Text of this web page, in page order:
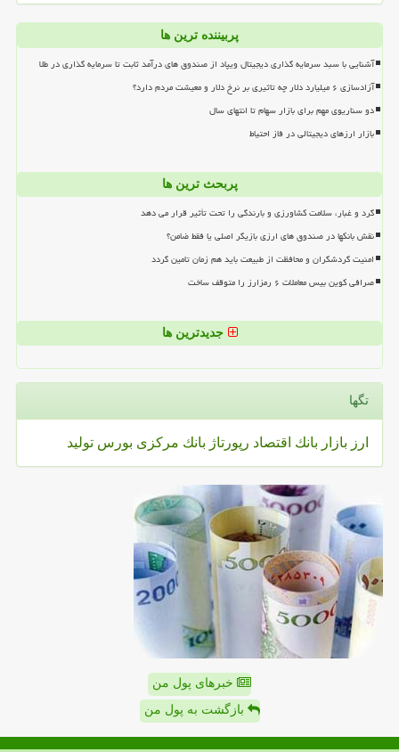
پربیننده ترین ها
آشنایی با سبد سرمایه گذاری دیجیتال ویپاد از صندوق های درآمد ثابت تا سرمایه گذاری در طلا
آزادسازی ۶ میلیارد دلار چه تاثیری بر نرخ دلار و معیشت مردم دارد؟
دو سناریوی مهم برای بازار سهام تا انتهای سال
بازار ارزهای دیجیتالی در فاز احتیاط
پربحث ترین ها
گرد و غبار، سلامت کشاورزی و بارندگی را تحت تأثیر قرار می دهد
نقش بانکها در صندوق های ارزی بازیگر اصلی یا فقط ضامن؟
امنیت گردشگران و محافظت از طبیعت باید هم زمان تامین گردد
صرافی کوین بیس معاملات ۶ رمزارز را متوقف ساخت
جدیدترین ها
تگها
ارز بازار بانك اقتصاد رپورتاژ بانك مركزی بورس تولید
خبرهای پول من
بازگشت به پول من